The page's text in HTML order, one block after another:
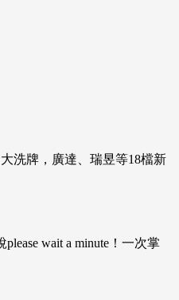
洗牌，廣達、瑞昱等18檔新
wait a minute！一次掌